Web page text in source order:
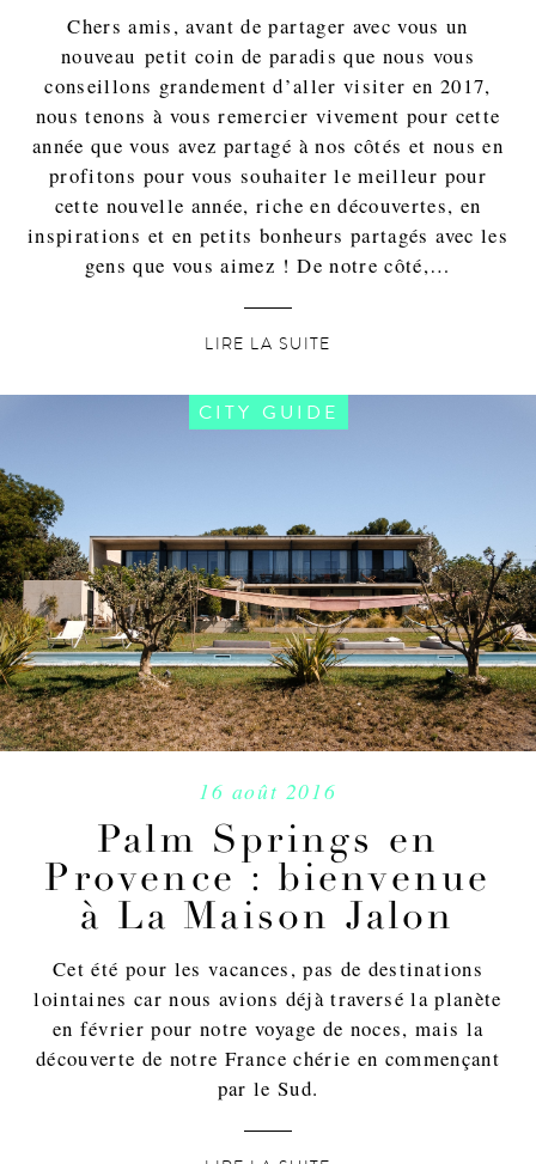
Chers amis, avant de partager avec vous un
nouveau petit coin de paradis que nous vous
conseillons grandement d’aller visiter en 2017,
nous tenons à vous remercier vivement pour cette
année que vous avez partagé à nos côtés et nous en
profitons pour vous souhaiter le meilleur pour
cette nouvelle année, riche en découvertes, en
inspirations et en petits bonheurs partagés avec les
gens que vous aimez ! De notre côté,…
LIRE LA SUITE
CITY GUIDE
16 août 2016
Palm Springs en
Provence : bienvenue
à La Maison Jalon
Cet été pour les vacances, pas de destinations
lointaines car nous avions déjà traversé la planète
en février pour notre voyage de noces, mais la
découverte de notre France chérie en commençant
par le Sud.